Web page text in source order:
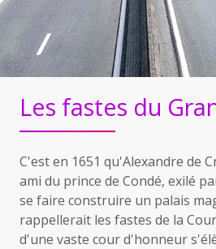
Les fastes du
C'est en 1651 qu'Alexandre de
ami du prince de Condé, exilé
se faire construire un palais
rappellerait les fastes de la
d'une vaste cour d'honneur